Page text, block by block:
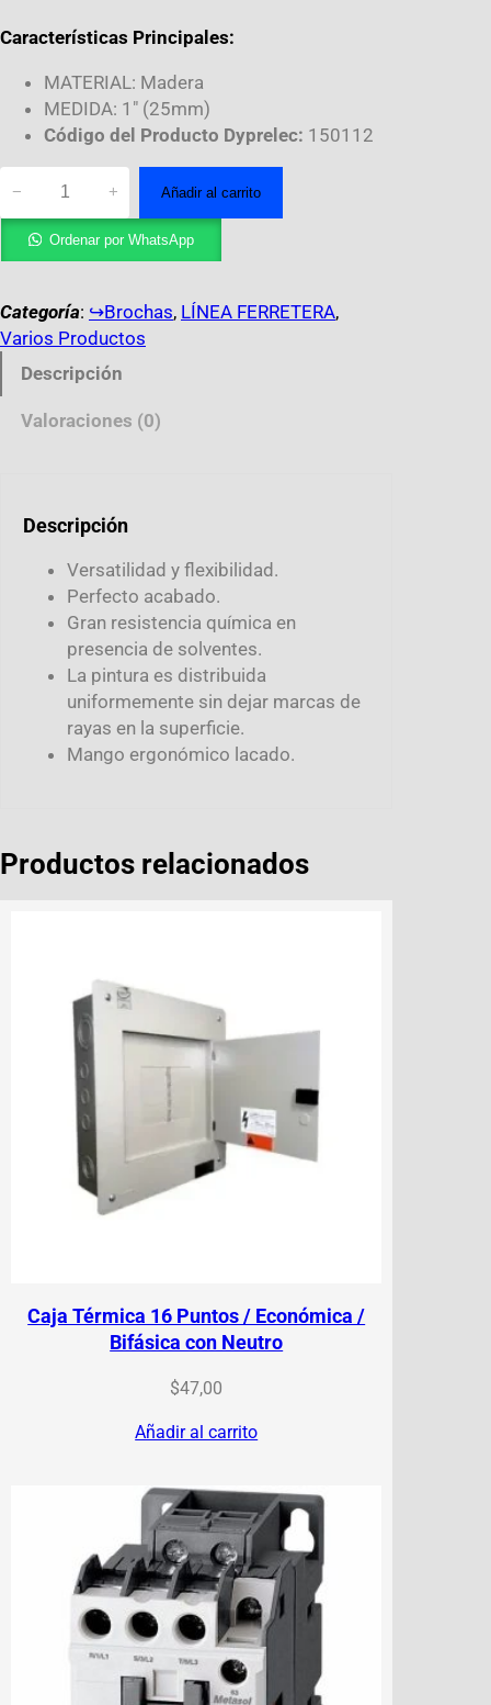
Características Principales:
MATERIAL: Madera
MEDIDA: 1″ (25mm)
Código del Producto Dyprelec: 150112
− + Añadir al carrito
Ordenar por WhatsApp
Categoría: ↪︎Brochas, LÍNEA FERRETERA
Varios Productos
Descripción
Valoraciones (0)
Descripción
Versatilidad y flexibilidad.
Perfecto acabado.
Gran resistencia química en
presencia de solventes.
La pintura es distribuida
uniformemente sin dejar marcas de
rayas en la superficie.
Mango ergonómico lacado.
Productos relacionados
Caja Térmica 16 Puntos / Económica /
Bifásica con Neutro
$47,00
Añadir al carrito